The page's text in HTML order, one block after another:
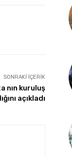
SONRAKI İÇERIK
nın kuruluş
açıkladı